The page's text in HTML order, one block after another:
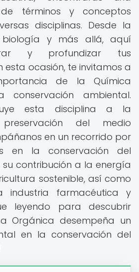
términos y conceptos
disciplinas. Desde la
y más allá, aquí
y profundizar tus
esta ocasión, te invitamos a
de la Química
ambiental.
esta disciplina a la
del medio
en un recorrido por
en la conservación del
contribución a la energía
sostenible, así como
farmacéutica y
leyendo para descubrir
Orgánica desempeña un
en la conservación del